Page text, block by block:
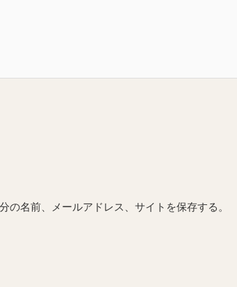
名前、メールアドレス、サイトを保存する。